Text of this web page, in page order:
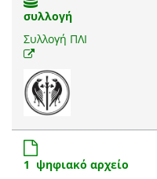
συλλογή
Συλλογή ΠΛΙ
1 ψηφιακό αρχείο